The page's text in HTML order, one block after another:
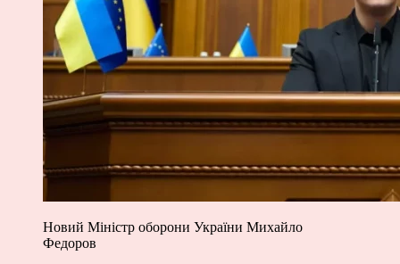
Новий Міністр оборони України Михайло
Федоров